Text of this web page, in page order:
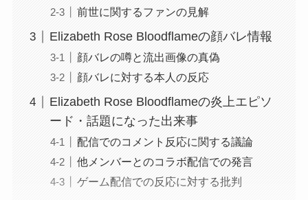
前世に関するファンの見解
Elizabeth Rose Bloodflameの顔バレ情報
顔バレの噂と流出画像の真偽
顔バレに対する本人の反応
Elizabeth Rose Bloodflameの炎上エピソ
ード・話題になった出来事
配信でのコメント反応に関する議論
他メンバーとのコラボ配信での発言
ゲーム配信での反応に対する批判